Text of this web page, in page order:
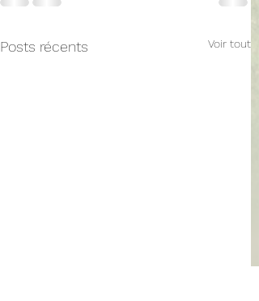
Posts récents Voir tout